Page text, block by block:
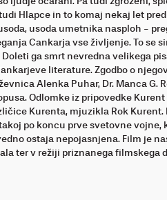
Hlapce in to komaj nekaj let
usoda umetnika nasploh -
Cankarja vse življenje. To se
Doleti ga smrt nevredna velikega
literature. Zgodbo o
Alenka Puhar, Dr. Manca G.
Odlomke iz pripovedke
Kurenta, mjuzikla Rok
po koncu prve svetovne
ostaja nepojasnjena. Film je
ter v režiji priznanega filmskega